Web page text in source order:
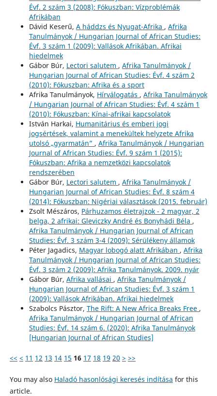
Évf. 2 szám 3 (2008): Fókuszban: Vízproblémák
Afrikában
Dávid Keserű, A háddzs és Nyugat-Afrika , Afrika
Tanulmányok / Hungarian Journal of African Studies:
Évf. 3 szám 1 (2009): Vallások Afrikában. Afrikai
hiedelmek
Gábor Búr, Lectori salutem , Afrika Tanulmányok /
Hungarian Journal of African Studies: Évf. 4 szám 2
(2010): Fókuszban: Afrika és a sport
Afrika Tanulmányok, Hírválogatás , Afrika Tanulmányok
/ Hungarian Journal of African Studies: Évf. 4 szám 1
(2010): Fókuszban: Kínai-afrikai kapcsolatok
István Harkai, Humanitárius és emberi jogi
jogsértések, valamint a menekültek helyzete Afrika
utolsó „gyarmatán” , Afrika Tanulmányok / Hungarian
Journal of African Studies: Évf. 9 szám 1 (2015):
Fókuszban: Afrika a nemzetközi kapcsolatok
rendszerében
Gábor Búr, Lectori salutem , Afrika Tanulmányok /
Hungarian Journal of African Studies: Évf. 8 szám 4
(2014): Fókuszban: Nigériai választások (2015. február)
Zsolt Mészáros, Párhuzamos életrajzok - 2 magyar, 2
belga, 2 afrikai: Gleviczky André és Bonyhádi Béla ,
Afrika Tanulmányok / Hungarian Journal of African
Studies: Évf. 3 szám 3-4 (2009): Sérülékeny államok
Péter Jagadics, Magyar lobogó alatt Afrikában , Afrika
Tanulmányok / Hungarian Journal of African Studies:
Évf. 3 szám 2 (2009): Afrika Tanulmányok. 2009. nyár
Gábor Búr, Afrika vallásai , Afrika Tanulmányok /
Hungarian Journal of African Studies: Évf. 3 szám 1
(2009): Vallások Afrikában. Afrikai hiedelmek
Szabolcs Pásztor, The Rift: A New Africa Breaks Free ,
Afrika Tanulmányok / Hungarian Journal of African
Studies: Évf. 14 szám 6. (2020): Afrika Tanulmányok
[Hungarian Journal of African Studies]
<< < 11 12 13 14 15 16 17 18 19 20 > >>
You may also Haladó hasonlósági keresés indítása for this
article.